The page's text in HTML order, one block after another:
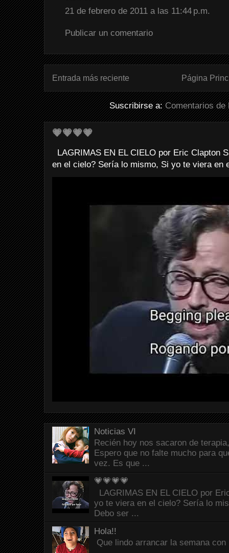
21 de febrero de 2011 a las 11:44 p.m.
Publicar un comentario
Entrada más reciente Página
Suscribirse a:Comentarios de
💗💗💗💗
LAGRIMAS EN EL CIELO por Eric Clapton
en el cielo? Sería lo mismo, Si yo te viera en
Noticias VI
Recién hoy nos sacaron de
Espero que no falte mucho para
vez. Es que ...
💗💗💗💗
LAGRIMAS EN EL CIELO por
yo te viera en el cielo? Sería lo
Debo ser ...
Hola!!
Que lindo arrancar la semana